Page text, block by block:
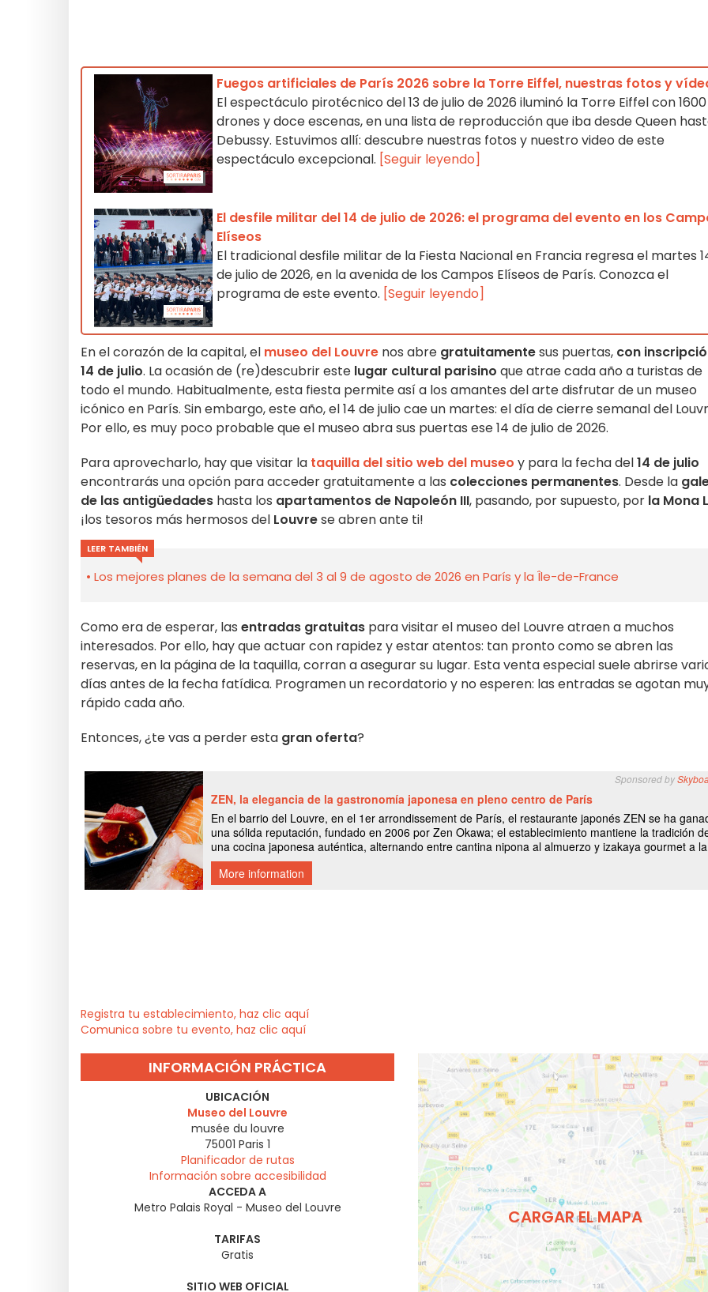
Fuegos artificiales de París 2026 sobre la Torre Eiffel, nuestras fotos y
El espectáculo pirotécnico del 13 de julio de 2026 iluminó la Torre Eiffel con 1600
drones y doce escenas, en una lista de reproducción que iba desde Queen
Debussy. Estuvimos allí: descubre nuestras fotos y nuestro video de este
espectáculo excepcional. [Seguir leyendo]
El desfile militar del 14 de julio de 2026: el programa del evento en los
Elíseos
El tradicional desfile militar de la Fiesta Nacional en Francia regresa el martes
de julio de 2026, en la avenida de los Campos Elíseos de París. Conozca el
programa de este evento. [Seguir leyendo]
En el corazón de la capital, el museo del Louvre nos abre gratuitamentesus puertas, con
14 de julio. La ocasión de (re)descubrir este lugar cultural parisino que atrae cada año a turistas de
todo el mundo. Habitualmente, esta fiesta permite así a los amantes del arte disfrutar de un museo
icónico en París. Sin embargo, este año, el 14 de julio cae un martes: el día de cierre semanal del
Por ello, es muy poco probable que el museo abra sus puertas ese 14 de julio de 2026.
Para aprovecharlo, hay que visitar la taquilla del sitio web del museo y para la fecha del14 de julio
encontrarás una opción para acceder gratuitamente a las colecciones permanentes. Desde la
de las antigüedades hasta los apartamentos de Napoleón III, pasando, por supuesto, por la Mona
¡los tesoros más hermosos del Louvrese abren ante ti!
LEER TAMBIÉN
Los mejores planes de la semana del 3 al 9 de agosto de 2026 en París y la Île-de-France
Como era de esperar, las entradas gratuitas para visitar el museo del Louvre atraen a muchos
interesados. Por ello, hay que actuar con rapidez y estar atentos: tan pronto como se abren las
reservas, en la página de la taquilla, corran a asegurar su lugar. Esta venta especial suele abrirse
días antes de la fecha fatídica. Programen un recordatorio y no esperen: las entradas se agotan
rápido cada año.
Entonces, ¿te vas a perder esta gran oferta?
Registra tu establecimiento, haz clic aquí
Comunica sobre tu evento, haz clic aquí
INFORMACIÓN PRÁCTICA
UBICACIÓN
Museo del Louvre
musée du louvre
75001 Paris 1
Planificador de rutas
Información sobre accesibilidad
ACCEDA A
Metro Palais Royal - Museo del Louvre
TARIFAS
Gratis
SITIO WEB OFICIAL
CARGAR EL MAPA